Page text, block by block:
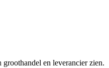
en leverancier zien.